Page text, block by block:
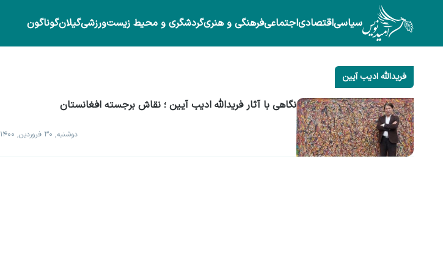
سیاسیاقتصادیاجتماعیفرهنگی و هنریگردشگری و محیط زیستورزشیگیلانگوناگون
فریدالله ادیب آیین
نگاهی با آثار فریدالله ادیب آیین ؛ نقاش برجسته افغانستان
دوشنبه, ۳۰ فروردین, ۱۴۰۰